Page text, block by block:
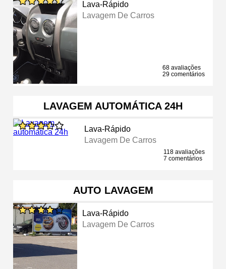
Lava-Rápido
Lavagem De Carros
68 avaliações
29 comentários
LAVAGEM AUTOMÁTICA 24H
Lava-Rápido
Lavagem De Carros
118 avaliações
7 comentários
AUTO LAVAGEM
Lava-Rápido
Lavagem De Carros